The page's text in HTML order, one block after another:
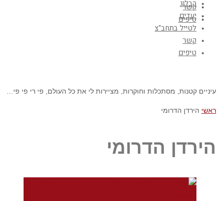
קשר
טיפים
הבלוג
יעדים
לטייל בתחב"צ
קשר
טיפים
עיניים קטנות, מסתכלות וחוקרות, מציירות לי את כל העולם, פי רי פי פי…
ראשי הירדן הדרומי
הירדן הדרומי